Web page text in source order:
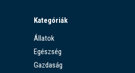
Kategóriák
Állatok
Egészség
Gazdaság